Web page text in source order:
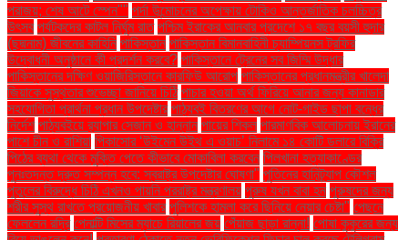
পরাজয়; শেষ আটে স্পেন"" পর্দা উন্মোচনের অপেক্ষায় টোকিও আন্তর্জাতিক চলচ্চিত্র
উৎসব পর্যটকদের কাটল নির্ঘুম রাত পশ্চিম ইরাকের আনবার প্রদেশে ১৭ বছর বয়সী হুদার
(ছদ্মনাম) জীবনের কাহিনি পাকিস্তান পাকিস্তান বিমানবাহিনী চ্যাম্পিয়নস ট্রফির
উদ্বোধনী অনুষ্ঠানে কী প্রদর্শন করবে? পাকিস্তানে ট্রেনের সব জিম্মি উদ্ধার
পাকিস্তানের দক্ষিণ ওয়াজিরিস্তানে কারফিউ আরোপ পাকিস্তানের প্রধানমন্ত্রীর খালেদা
জিয়াকে সুস্থতার শুভেচ্ছা জানিয়ে চিঠি পাচার হওয়া অর্থ ফিরিয়ে আনার জন্য কানাডার
সহযোগিতা প্রার্থনা প্রধান উপদেষ্টার পাঠ্যবই বিতরণের আগে নোট-গাইড ছাপা বন্ধের
নির্দেশ পাঠ্যবইয়ে র‍্যাপার সেজান ও হান্নান পায়ের শিকল পারমাণবিক আলোচনায় ইরানের
পাশে চীন ও রাশিয়া পিকাসোর ‘উইমেন উইথ এ ওয়াচ’ নিলামে ১৪ কোটি ডলারে বিক্রি
পিঠের ব্যথা থেকে মুক্তি পেতে কীভাবে মোকাবিলা করবেন পিলখানা হত্যাকাণ্ডের
পুনঃতদন্ত দ্রুত সম্পন্ন হবে: স্বরাষ্ট্র উপদেষ্টার ঘোষণা" পুতিনের হানিট্র্যাপ কৌশল
পুতুলের বিরুদ্ধে চিঠি এখনও পায়নি পররাষ্ট্র মন্ত্রণালয় পুরুষ যখন বাবা হন পুরুষদের জন্য
শরীর সুস্থ রাখতে প্রয়োজনীয় খাবার পুলিশকে হামলা করে ছিনিয়ে নেয়ার চেষ্টা" পেছনে
ফেললেন রদ্রি পেনাল্টি মিসের ম্যাচে রিয়ালের জয় পেঁয়াজ ছাড়া রান্না! পোষা কুকুরের জন্য